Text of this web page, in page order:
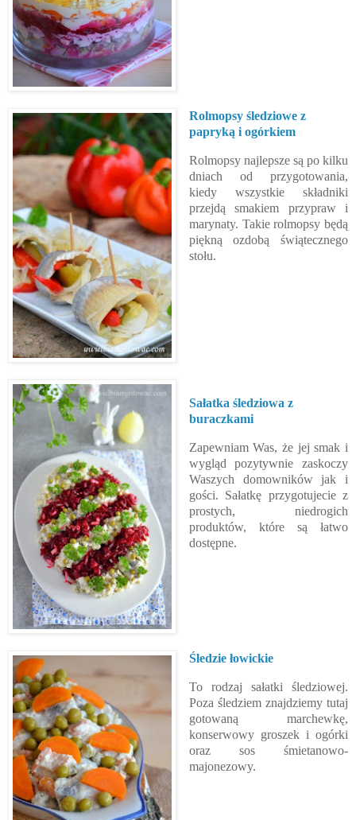
Rolmopsy śledziowe z
papryką i ogórkiem
Rolmopsy najlepsze są po kilku
dniach od przygotowania,
kiedy wszystkie składniki
przejdą smakiem przypraw i
marynaty. Takie rolmopsy będą
piękną ozdobą świątecznego
stołu.
Sałatka śledziowa z
buraczkami
Zapewniam Was, że jej smak i
wygląd pozytywnie zaskoczy
Waszych domowników jak i
gości. Sałatkę przygotujecie z
prostych, niedrogich
produktów, które są łatwo
dostępne.
Śledzie łowickie
To rodzaj sałatki śledziowej.
Poza śledziem znajdziemy tutaj
gotowaną marchewkę,
konserwowy groszek i ogórki
oraz sos śmietanowo-
majonezowy.